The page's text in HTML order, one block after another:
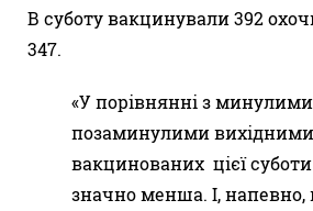
В суботу вакцинували 392
347.
«У порівнянні з
позаминулими вихідними
вакцинованих цієї суботи
значно менша. І,